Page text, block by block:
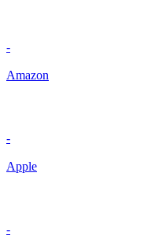
-
Amazon
-
Apple
-